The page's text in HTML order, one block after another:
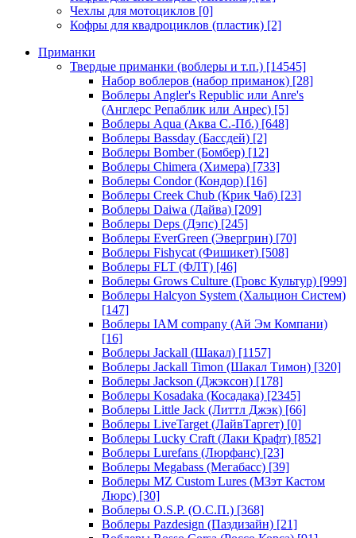
Чехлы для мотоциклов [0]
Кофры для квадроциклов (пластик) [2]
Приманки
Твердые приманки (воблеры и т.п.) [14545]
Набор воблеров (набор приманок) [28]
Воблеры Angler's Republic или Anre's
(Англерс Репаблик или Анрес) [5]
Воблеры Aqua (Аква С.-Пб.) [648]
Воблеры Bassday (Бассдей) [2]
Воблеры Bomber (Бомбер) [12]
Воблеры Chimera (Химера) [733]
Воблеры Condor (Кондор) [16]
Воблеры Creek Chub (Крик Чаб) [23]
Воблеры Daiwa (Дайва) [209]
Воблеры Deps (Дэпс) [245]
Воблеры EverGreen (Эвергрин) [70]
Воблеры Fishycat (Фишикет) [508]
Воблеры FLT (ФЛТ) [46]
Воблеры Grows Culture (Гровс Культур) [999]
Воблеры Halcyon System (Хальцион Систем)
[147]
Воблеры IAM company (Ай Эм Компани)
[16]
Воблеры Jackall (Шакал) [1157]
Воблеры Jackall Timon (Шакал Тимон) [320]
Воблеры Jackson (Джэксон) [178]
Воблеры Kosadaka (Косадака) [2345]
Воблеры Little Jack (Литтл Джэк) [66]
Воблеры LiveTarget (ЛайвТаргет) [0]
Воблеры Lucky Craft (Лаки Крафт) [852]
Воблеры Lurefans (Люрфанс) [23]
Воблеры Megabass (Мегабасс) [39]
Воблеры MZ Custom Lures (МЗэт Кастом
Люрс) [30]
Воблеры O.S.P. (О.С.П.) [368]
Воблеры Pazdesign (Паздизайн) [21]